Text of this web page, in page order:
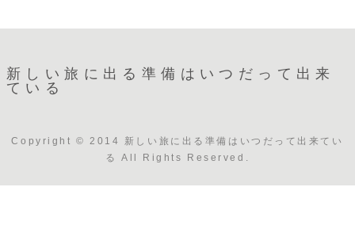
新しい旅に出る準備はいつだって出来
ている
Copyright © 2014 新しい旅に出る準備はいつだって出来てい
る All Rights Reserved.